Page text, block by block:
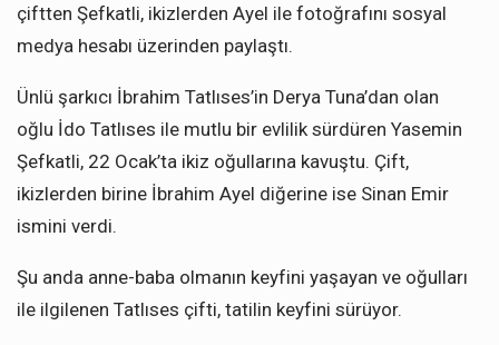
çiftten Şefkatli, ikizlerden Ayel ile fotoğrafını sosyal
medya hesabı üzerinden paylaştı.
Ünlü şarkıcı İbrahim Tatlıses’in Derya Tuna’dan olan
oğlu İdo Tatlıses ile mutlu bir evlilik sürdüren Yasemin
Şefkatli, 22 Ocak’ta ikiz oğullarına kavuştu. Çift,
ikizlerden birine İbrahim Ayel diğerine ise Sinan Emir
ismini verdi.
Şu anda anne-baba olmanın keyfini yaşayan ve oğulları
ile ilgilenen Tatlıses çifti, tatilin keyfini sürüyor.